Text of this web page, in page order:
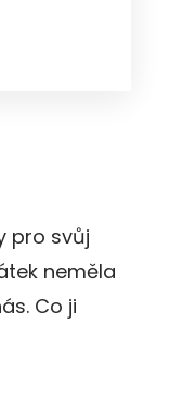
pro svůj
neměla
Co ji